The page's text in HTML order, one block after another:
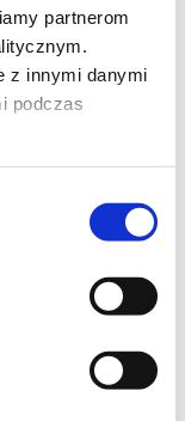
partnerom
z innymi danymi
podczas